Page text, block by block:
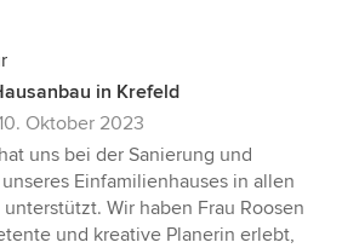
in Krefeld
Oktober 2023
uns bei der Sanierung und
Einfamilienhauses in allen
Wir haben Frau Roosen
und kreative Planerin erlebt,